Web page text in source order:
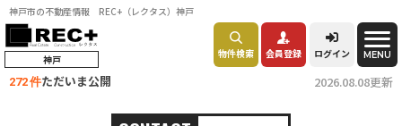
神戸市の不動産情報 REC+（レクタス）神戸
神戸 物件検索 会員登録 ログイン MENU
272 件ただいま公開 2026.08.08更新